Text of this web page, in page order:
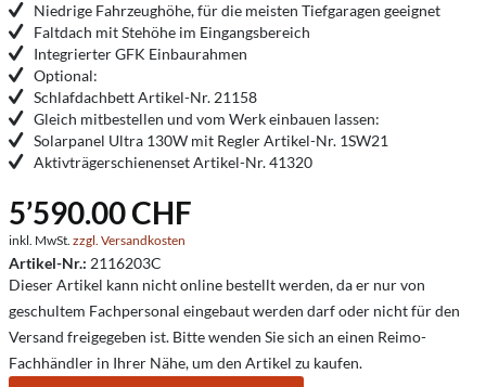
Niedrige Fahrzeughöhe, für die meisten Tiefgaragen geeignet
Faltdach mit Stehöhe im Eingangsbereich
Integrierter GFK Einbaurahmen
Optional:
Schlafdachbett Artikel-Nr. 21158
Gleich mitbestellen und vom Werk einbauen lassen:
Solarpanel Ultra 130W mit Regler Artikel-Nr. 1SW21
Aktivträgerschienenset Artikel-Nr. 41320
5’590.00 CHF
inkl. MwSt. zzgl. Versandkosten
Artikel-Nr.: 2116203C
Dieser Artikel kann nicht online bestellt werden, da er nur von
geschultem Fachpersonal eingebaut werden darf oder nicht für den
Versand freigegeben ist. Bitte wenden Sie sich an einen Reimo-
Fachhändler in Ihrer Nähe, um den Artikel zu kaufen.